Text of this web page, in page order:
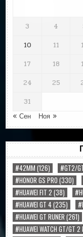
3
4
10
11
17
18
24
25
31
« Сен
Ноя »
#42MM (126) #GT2/
#HONOR GS PRO (330)
#HUAWEI FIT 2 (38)
#HUAWEI GT 4(235)
#HUAWEI GT RUNER (261)
#HUAWEI WATCH GT/GT